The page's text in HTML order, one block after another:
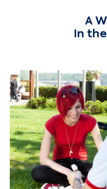
A
In the